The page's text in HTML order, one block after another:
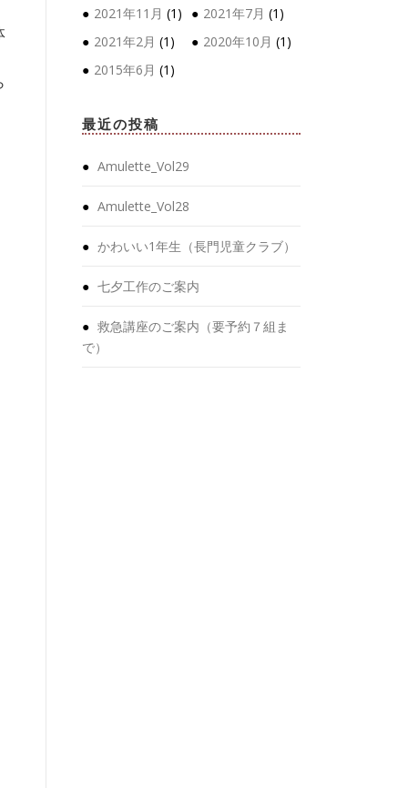
2021年11月 (1) 2021年7月 (1)
2021年2月 (1) 2020年10月 (1)
2015年6月 (1)
最近の投稿
Amulette_Vol29
Amulette_Vol28
かわいい1年生（長門児童クラブ）
七夕工作のご案内
救急講座のご案内（要予約７組ま
で）